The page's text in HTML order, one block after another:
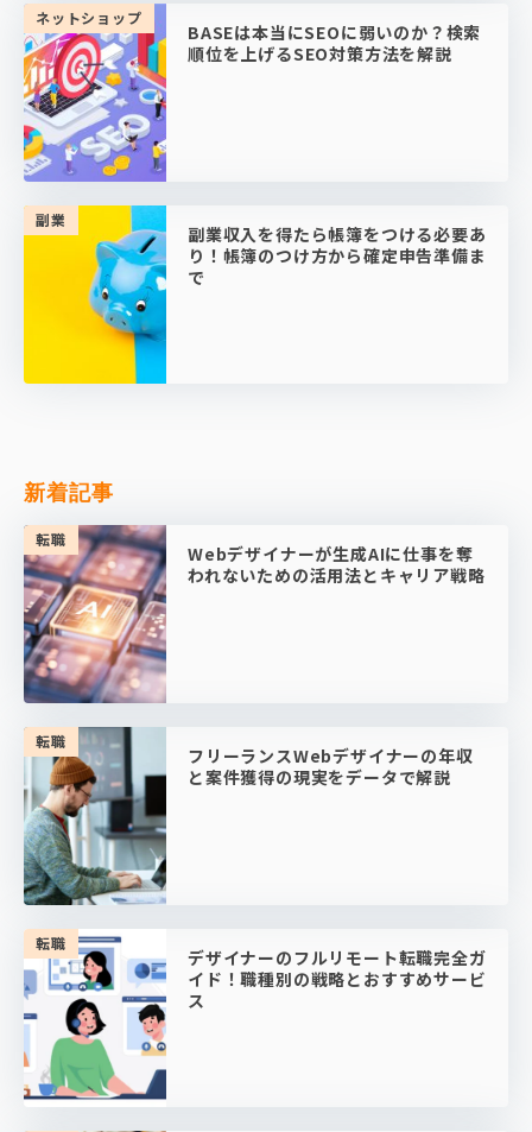
ネットショップ
BASEは本当にSEOに弱いのか？検索
順位を上げるSEO対策方法を解説
副業
副業収入を得たら帳簿をつける必要あ
り！帳簿のつけ方から確定申告準備ま
で
新着記事
転職
Webデザイナーが生成AIに仕事を奪
われないための活用法とキャリア戦略
転職
フリーランスWebデザイナーの年収
と案件獲得の現実をデータで解説
転職
デザイナーのフルリモート転職完全ガ
イド！職種別の戦略とおすすめサービ
ス